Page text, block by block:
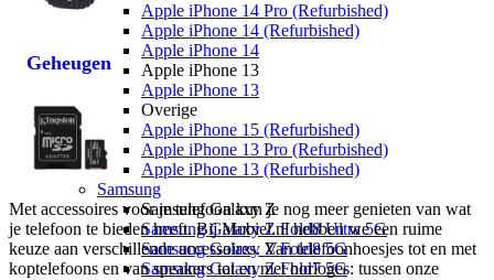
Apple iPhone 14 Pro (Refurbished)
Apple iPhone 14 (Refurbished)
Apple iPhone 14
Apple iPhone 13
Apple iPhone 13
Overige
Apple iPhone 15 (Refurbished)
Apple iPhone 13 Pro (Refurbished)
Apple iPhone 13 (Refurbished)
Samsung
Samsung Galaxy Z
Samsung Galaxy Z Fold8 Ultra 5G
Samsung Galaxy Z Fold8 5G
Samsung Galaxy Z Fold7 5G
Geheugen
Met accessoires voor je telefoon kun je nog meer genieten van wat
je telefoon te bieden heeft. Bij Mobiel.nl hebben we een ruime
keuze aan verschillende accessoires. Van telefoonhoesjes tot en met
koptelefoons en van speakers tot en met horloges: tussen onze